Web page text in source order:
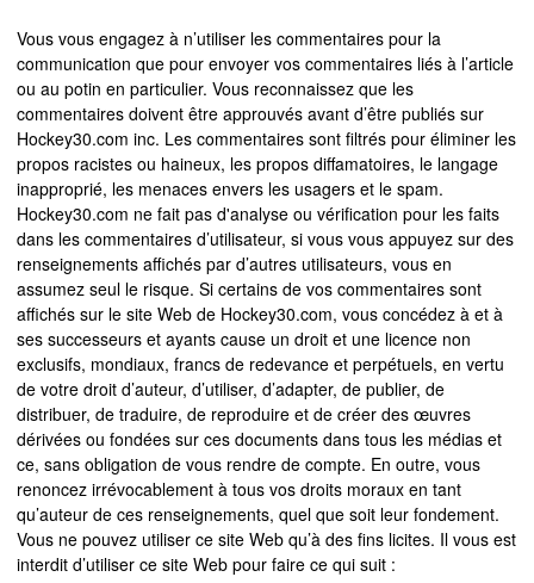
Vous vous engagez à n’utiliser les commentaires pour la
communication que pour envoyer vos commentaires liés à l’article
ou au potin en particulier. Vous reconnaissez que les
commentaires doivent être approuvés avant d’être publiés sur
Hockey30.com inc. Les commentaires sont filtrés pour éliminer les
propos racistes ou haineux, les propos diffamatoires, le langage
inapproprié, les menaces envers les usagers et le spam.
Hockey30.com ne fait pas d'analyse ou vérification pour les faits
dans les commentaires d’utilisateur, si vous vous appuyez sur des
renseignements affichés par d’autres utilisateurs, vous en
assumez seul le risque. Si certains de vos commentaires sont
affichés sur le site Web de Hockey30.com, vous concédez à et à
ses successeurs et ayants cause un droit et une licence non
exclusifs, mondiaux, francs de redevance et perpétuels, en vertu
de votre droit d’auteur, d’utiliser, d’adapter, de publier, de
distribuer, de traduire, de reproduire et de créer des œuvres
dérivées ou fondées sur ces documents dans tous les médias et
ce, sans obligation de vous rendre de compte. En outre, vous
renoncez irrévocablement à tous vos droits moraux en tant
qu’auteur de ces renseignements, quel que soit leur fondement.
Vous ne pouvez utiliser ce site Web qu’à des fins licites. Il vous est
interdit d’utiliser ce site Web pour faire ce qui suit :